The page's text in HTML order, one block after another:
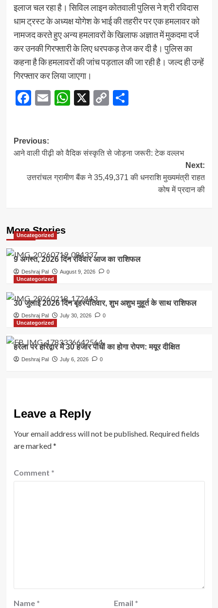
इलाज चल रहा है। सिविल लाइन कोतवाली पुलिस ने श्री रविदास
धाम ट्रस्ट के अध्यक्ष योगेश के भाई की तहरीर पर एक हमलावर को
नामजद करते हुए अन्य हमलावरों के खिलाफ अज्ञात में मुकदमा दर्ज
कर उनकी गिरफ्तारी के लिए धरपकड़ तेज कर दी है। पुलिस का
कहना है कि हमलावरों की जांच पड़ताल की जा रही है। जल्द ही उन्हें
गिरफ्तार कर लिया जाएगा।
Facebook
EmailWhatsApp
X CopyShare
Post
navigation
Previous:
आने वाली पीढ़ी को वैदिक संस्कृति से जोड़ना जरूरी: टेक वल्लभ
Next:
उत्तरांचल ग्रामीण बैंक ने 35,49,371 की धनराशि मुख्यमंत्री राहत
कोष में प्रदान की
More Stories
Uncategorized
9 अगस्त, 2026 दिन रविवार आज का राशिफल
Deshraj Pal August 9, 2026
0
Uncategorized
30 जुलाई 2026 दिन बृहस्पतिवार, शुभ अशुभ मुहूर्त के साथ राशिफल
Deshraj Pal July 30, 2026
0
Uncategorized
हरेला पर हरिद्वार में 30 हजार पौधों का होगा रोपण: मयूर दीक्षित
Deshraj Pal July 6, 2026 0
Leave a Reply
Your email address will not be published. Required fields
are marked*
Comment *
Name * Email *